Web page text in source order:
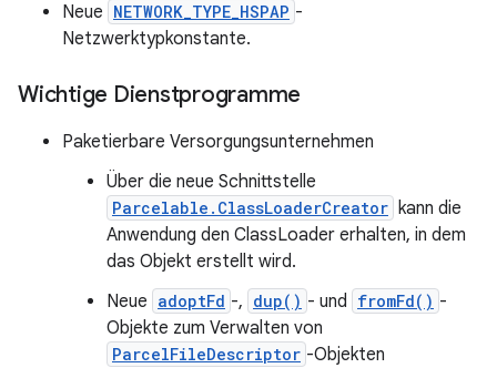
Neue NETWORK_TYPE_HSPAP -
Netzwerktypkonstante.
Wichtige Dienstprogramme
Paketierbare Versorgungsunternehmen
Über die neue Schnittstelle
Parcelable.ClassLoaderCreator kann die
Anwendung den ClassLoader erhalten, in dem
das Objekt erstellt wird.
Neue adoptFd -, dup() - und fromFd() -
Objekte zum Verwalten von
ParcelFileDescriptor -Objekten